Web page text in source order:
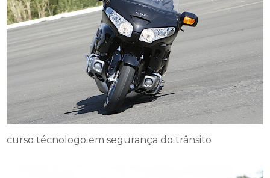
curso técnologo em segurança do trânsito